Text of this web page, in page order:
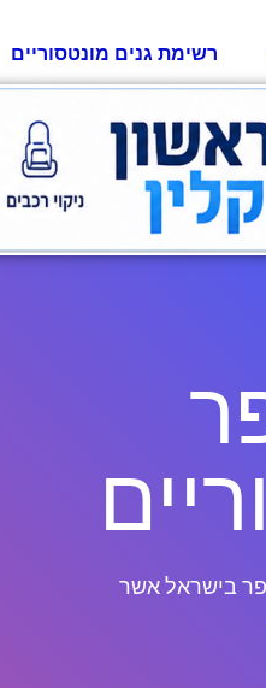
רשימת גנים מונטסוריים
בישראל אשר